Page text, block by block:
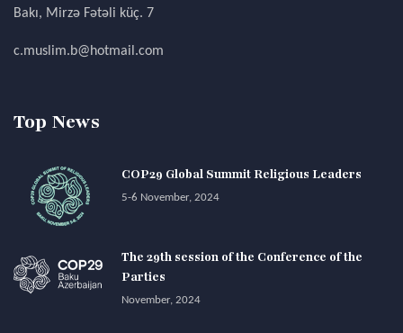
Bakı, Mirzə Fətəli küç. 7
c.muslim.b@hotmail.com
Top News
COP29 Global Summit Religious Leaders
5-6 November, 2024
The 29th session of the Conference of the
Parties
November, 2024